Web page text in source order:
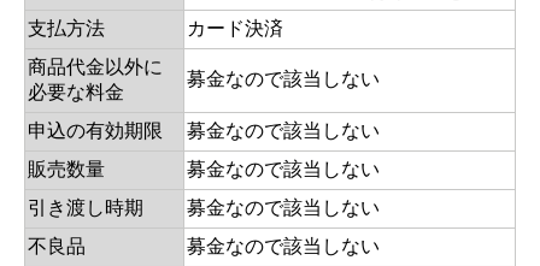
支払方法
カード決済
商品代金以外に
必要な料金
募金なので該当しない
申込の有効期限
募金なので該当しない
販売数量
募金なので該当しない
引き渡し時期
募金なので該当しない
不良品
募金なので該当しない